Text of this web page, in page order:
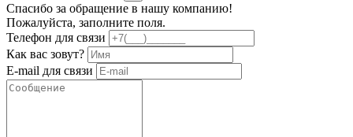
Спасибо за обращение в нашу компанию!
Пожалуйста, заполните поля.
Телефон для связи
Как вас зовут?
E-mail для связи